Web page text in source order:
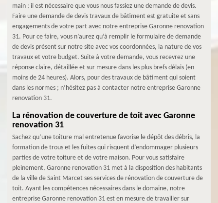
main ; il est nécessaire que vous nous fassiez une demande de devis.
Faire une demande de devis travaux de bâtiment est gratuite et sans
engagements de votre part avec notre entreprise Garonne renovation
31. Pour ce faire, vous n’aurez qu’à remplir le formulaire de demande
de devis présent sur notre site avec vos coordonnées, la nature de vos
travaux et votre budget. Suite à votre demande, vous recevrez une
réponse claire, détaillée et sur mesure dans les plus brefs délais (en
moins de 24 heures). Alors, pour des travaux de bâtiment qui soient
dans les normes ; n’hésitez pas à contacter notre entreprise Garonne
renovation 31.
La rénovation de couverture de toit avec Garonne
renovation 31
Sachez qu’une toiture mal entretenue favorise le dépôt des débris, la
formation de trous et les fuites qui risquent d’endommager plusieurs
parties de votre toiture et de votre maison. Pour vous satisfaire
pleinement, Garonne renovation 31 met à la disposition des habitants
de la ville de Saint Marcet ses services de rénovation de couverture de
toit. Ayant les compétences nécessaires dans le domaine, notre
entreprise Garonne renovation 31 est en mesure de travailler sur